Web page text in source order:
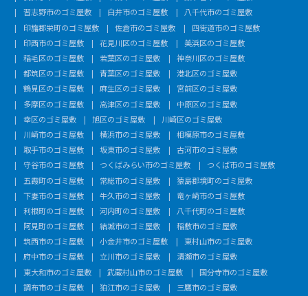
習志野市のゴミ屋敷
白井市のゴミ屋敷
八千代市のゴミ屋敷
印旛郡栄町のゴミ屋敷
佐倉市のゴミ屋敷
四街道市のゴミ屋敷
印西市のゴミ屋敷
花見川区のゴミ屋敷
美浜区のゴミ屋敷
稲毛区のゴミ屋敷
若葉区のゴミ屋敷
神奈川区のゴミ屋敷
都筑区のゴミ屋敷
青葉区のゴミ屋敷
港北区のゴミ屋敷
鶴見区のゴミ屋敷
麻生区のゴミ屋敷
宮前区のゴミ屋敷
多摩区のゴミ屋敷
高津区のゴミ屋敷
中原区のゴミ屋敷
幸区のゴミ屋敷
旭区のゴミ屋敷
川崎区のゴミ屋敷
川崎市のゴミ屋敷
横浜市のゴミ屋敷
相模原市のゴミ屋敷
取手市のゴミ屋敷
坂東市のゴミ屋敷
古河市のゴミ屋敷
守谷市のゴミ屋敷
つくばみらい市のゴミ屋敷
つくば市のゴミ屋敷
五霞町のゴミ屋敷
常総市のゴミ屋敷
猿島郡境町のゴミ屋敷
下妻市のゴミ屋敷
牛久市のゴミ屋敷
竜ヶ崎市のゴミ屋敷
利根町のゴミ屋敷
河内町のゴミ屋敷
八千代町のゴミ屋敷
阿見町のゴミ屋敷
結城市のゴミ屋敷
稲敷市のゴミ屋敷
筑西市のゴミ屋敷
小金井市のゴミ屋敷
東村山市のゴミ屋敷
府中市のゴミ屋敷
立川市のゴミ屋敷
清瀬市のゴミ屋敷
東大和市のゴミ屋敷
武蔵村山市のゴミ屋敷
国分寺市のゴミ屋敷
調布市のゴミ屋敷
狛江市のゴミ屋敷
三鷹市のゴミ屋敷